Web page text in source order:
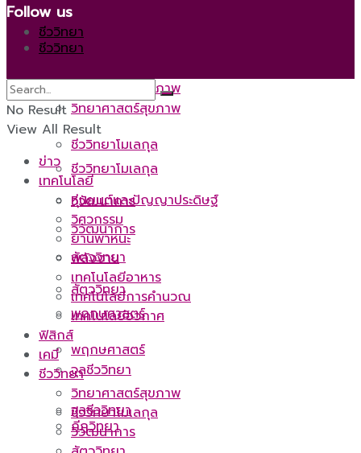
ชีววิทยา
วิทยาศาสตร์สุขภาพ
ชีววิทยาโมเลกุล
วิวัฒนาการ
สัตววิทยา
พฤกษศาสตร์
จุลชีววิทยา
ชีววิทยา
วิทยาศาสตร์สุขภาพ
ชีววิทยาโมเลกุล
วิวัฒนาการ
สัตววิทยา
พฤกษศาสตร์
จุลชีววิทยา
กีฏวิทยา
Follow us
No Result
View All Result
ข่าว
เทคโนโลยี
หุ่นยนต์และปัญญาประดิษฐ์
วิศวกรรม
ยานพาหนะ
พลังงาน
เทคโนโลยีอาหาร
เทคโนโลยีการคำนวณ
เทคโนโลยีอวกาศ
ฟิสิกส์
เคมี
ชีววิทยา
วิทยาศาสตร์สุขภาพ
ชีววิทยาโมเลกุล
วิวัฒนาการ